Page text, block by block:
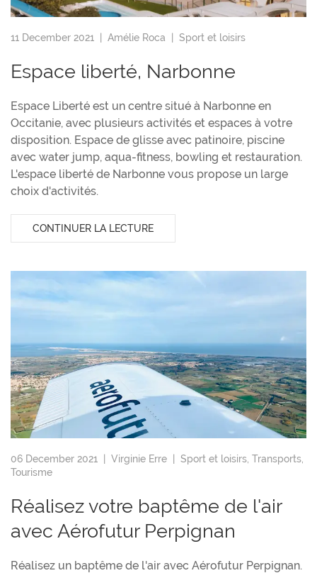
11 December 2021 | Amélie Roca Sport et loisirs
Espace liberté, Narbonne
Espace Liberté est un centre situé à Narbonne en
Occitanie, avec plusieurs activités et espaces à votre
disposition. Espace de glisse avec patinoire, piscine
avec water jump, aqua-fitness, bowling et restauration.
L'espace liberté de Narbonne vous propose un large
choix d'activités.
CONTINUER LA LECTURE
06 December 2021 | Virginie Erre | Sport et loisirs Transports
Tourisme
Réalisez votre baptême de l'air
avec Aérofutur Perpignan
Réalisez un baptême de l'air avec Aérofutur Perpignan.